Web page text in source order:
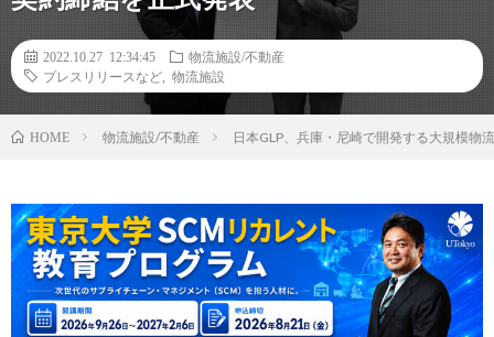
2022.10.27 12:34:45
物流施設/不動産
プレスリリースなど
物流施設
HOME 物流施設/不動産 日本GLP、兵庫・尼崎で開発する大規模物